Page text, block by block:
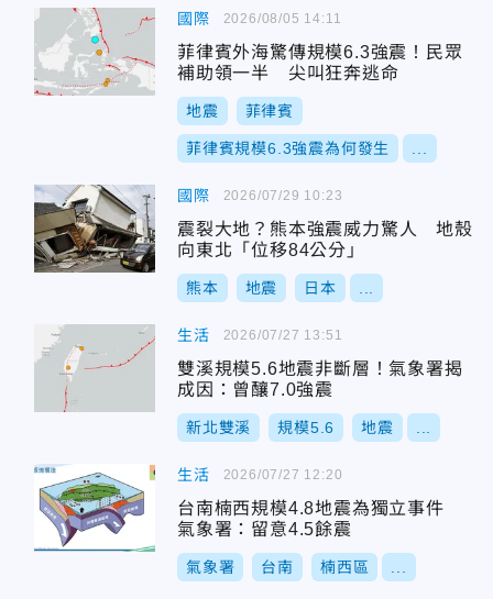
國際
菲律賓外海驚傳規模6.3強震！民眾
補助領一半 尖叫狂奔逃命
地震 菲律賓
菲律賓規模6.3強震為何發生
2026/08/05 14:11
國際
震裂大地？熊本強震威力驚人 地殼
向東北「位移84公分」
熊本 地震 日本
2026/07/29 10:23
生活
雙溪規模5.6地震非斷層！氣象署揭
成因：曾釀7.0強震
新北雙溪 規模5.6 地震
2026/07/27 13:51
生活
台南楠西規模4.8地震為獨立事件
氣象署：留意4.5餘震
氣象署 台南 楠西區
2026/07/27 12:20